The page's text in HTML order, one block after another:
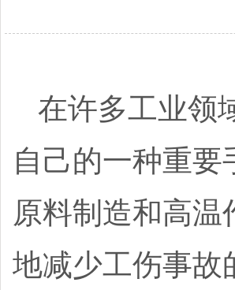
在许多工业领
自己的一种重
原料制造和高
地减少工伤事故